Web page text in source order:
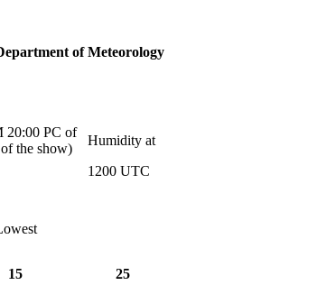
of Meteorology
20:00 PC of
the show)
Humidity at
1200 UTC
15 25